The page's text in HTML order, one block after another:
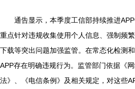
通告显示，本季度工信部持续推进
重点针对违规收集使用个人信息、强制频
下载等突出问题加强监管。在常态化检测
APP存在明确违规行为。监管部门依据《
法》、《电信条例》及相关规定，对这些